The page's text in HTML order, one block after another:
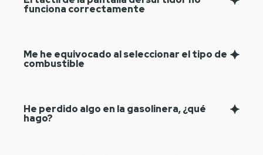
funciona correctamente
Me he equivocado al seleccionar el tipo de
combustible
He perdido algo en la gasolinera, ¿qué
hago?